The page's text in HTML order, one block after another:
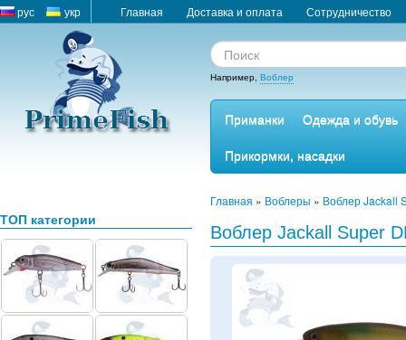
рус укр Главная Доставка и оплата Сотрудничество
Например, Воблер
Приманки
Одежда и обувь
Прикормки, насадки
ТОП категории
Главная » Воблеры » Воблер Jackall
Воблер Jackall Super